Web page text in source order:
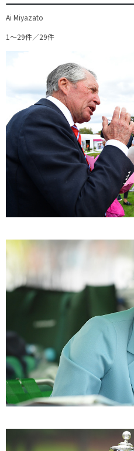
Ai Miyazato
1〜29件／29件